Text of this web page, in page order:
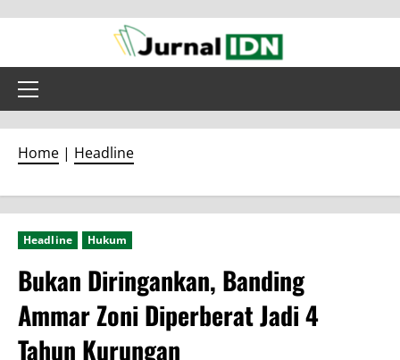
content
Primary
Home | Headline
Headline Hukum
Bukan Diringankan, Banding
Ammar Zoni Diperberat Jadi 4
Tahun Kurungan